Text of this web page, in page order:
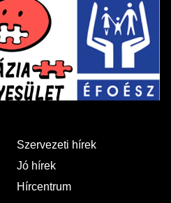
Szervezeti hírek
Jó hírek
Hírcentrum